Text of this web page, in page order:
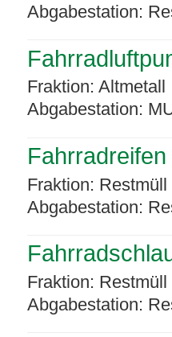
Abgabestation:
Fraktion: Altmetall
Abgabestation:
Fahrradreifen
Fraktion: Restmüll
Abgabestation:
Fraktion: Restmüll
Abgabestation: